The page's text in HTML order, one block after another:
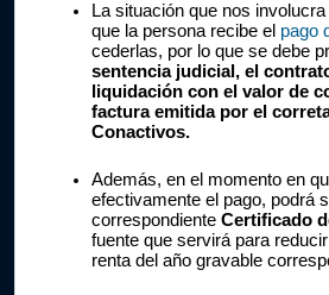
La situación que nos
que la persona recibe el pago
cederlas, por lo que se debe
sentencia judicial, el
liquidación con el valor de
factura emitida por el
Conactivos.
Además, en el momento en
efectivamente el pago, podrá
correspondiente Certificado
fuente que servirá para
renta del año gravable